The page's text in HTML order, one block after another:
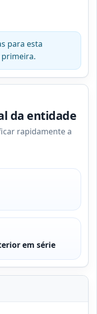
para esta
da entidade
rapidamente a
em série